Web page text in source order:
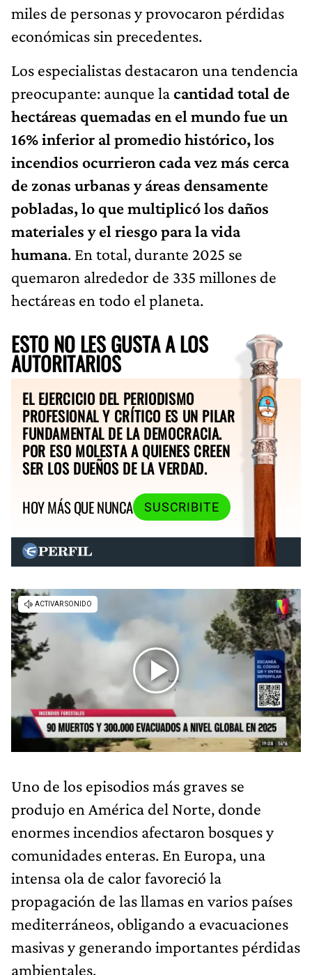
miles de personas y provocaron pérdidas
económicas sin precedentes.
Los especialistas destacaron una tendencia
preocupante: aunque lacantidad total de
hectáreas quemadas en el mundo fue un
16% inferior al promedio histórico, los
incendios ocurrieron cada vez más cerca
de zonas urbanas y áreas densamente
pobladas, lo que multiplicó los daños
materiales y el riesgo para la vida
humana. En total, durante 2025 se
quemaron alrededor de 335 millones de
hectáreas en todo el planeta.
ESTO NO LES GUSTA A LOS
AUTORITARIOS
EL EJERCICIO DEL PERIODISMO
PROFESIONAL Y CRÍTICO ES UN PILAR
FUNDAMENTAL DE LA DEMOCRACIA.
POR ESO MOLESTA A QUIENES CREEN
SER LOS DUEÑOS DE LA VERDAD.
HOY MÁS QUE NUNCA
SUSCRIBITE
Uno de los episodios más graves se
produjo en América del Norte, donde
enormes incendios afectaron bosques y
comunidades enteras. En Europa, una
intensa ola de calor favoreció la
propagación de las llamas en varios países
mediterráneos, obligando a evacuaciones
masivas y generando importantes pérdidas
ambientales.